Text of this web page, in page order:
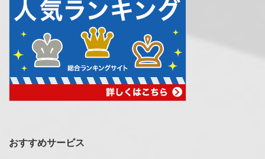
おすすめサービス